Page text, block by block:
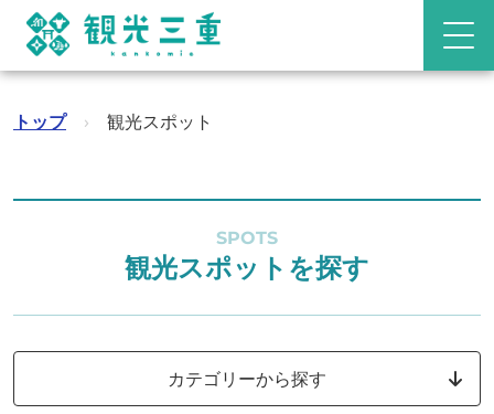
トップ › 観光スポット
SPOTS
観光スポットを探す
カテゴリーから探す